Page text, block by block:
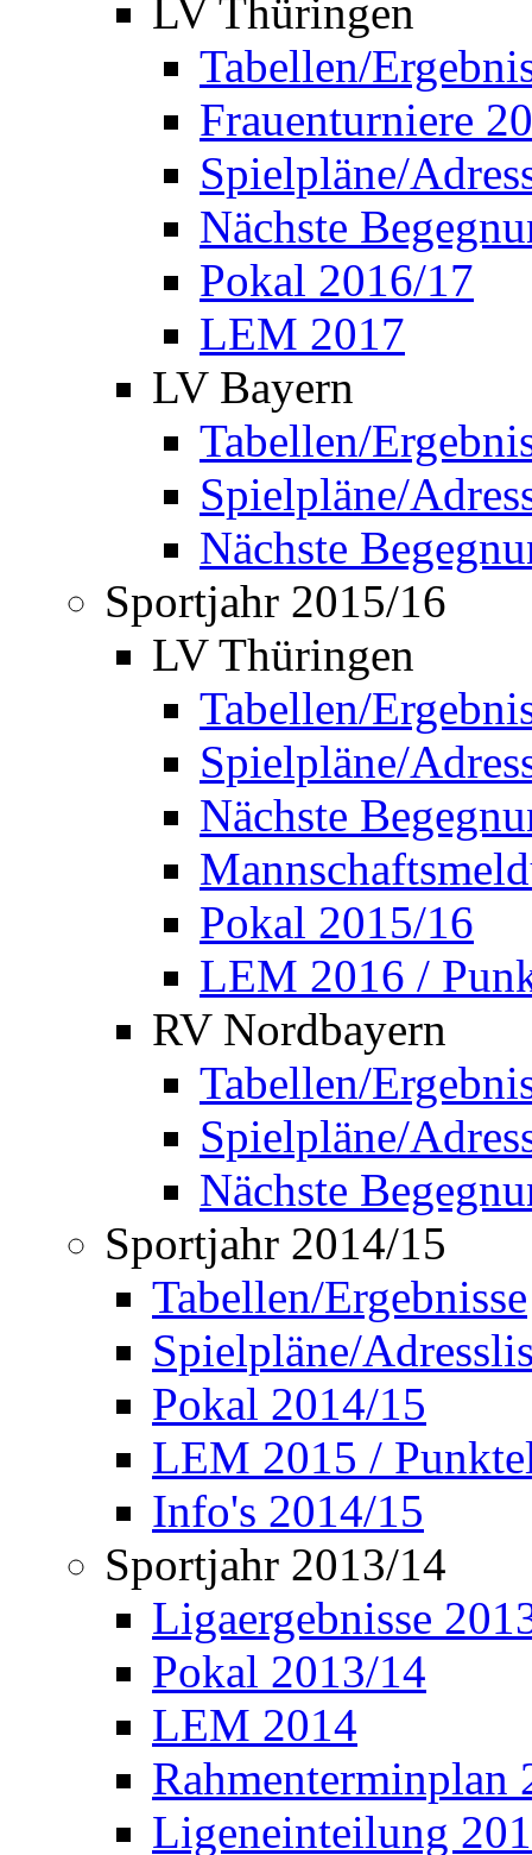
LV Thüringen
Tabellen/
Frauenturniere
Spielpläne/
Nächste
Pokal 2016/17
LEM 2017
LV Bayern
Tabellen/
Spielpläne/
Nächste
Sportjahr 2015/16
LV Thüringen
Tabellen/
Spielpläne/
Nächste
Pokal 2015/16
LEM 2016 /
RV Nordbayern
Tabellen/
Spielpläne/
Nächste
Sportjahr 2014/15
Tabellen/Ergebnisse
Spielpläne/
Pokal 2014/15
LEM 2015 /
Info's 2014/15
Sportjahr 2013/14
Ligaergebnisse
Pokal 2013/14
LEM 2014
Rahmenterminplan
Ligeneinteilung